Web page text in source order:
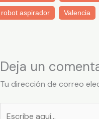
robot aspirador Valencia
Deja un
Tu dirección de correo